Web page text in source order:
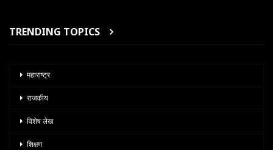
TRENDING TOPICS
महाराष्ट्र
राजकीय
विशेष लेख
शिक्षण